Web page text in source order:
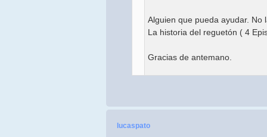
Alguien que pueda ayudar. No
La historia del reguetón ( 4
Gracias de antemano.
Buenas noches ivi25.
lucaspato